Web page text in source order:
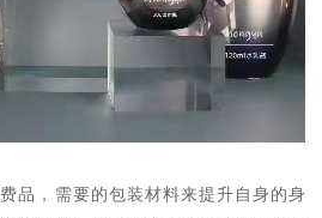
品，需要的包装材料来提升自身的身